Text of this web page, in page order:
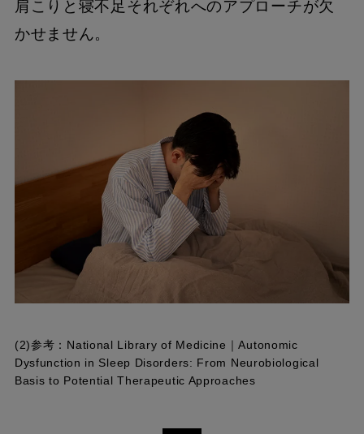
肩こりと寝不足それぞれへのアプローチが欠
かせません。
(2)参考： National Library of Medicine｜Autonomic
Dysfunction in Sleep Disorders: From Neurobiological
Basis to Potential Therapeutic Approaches